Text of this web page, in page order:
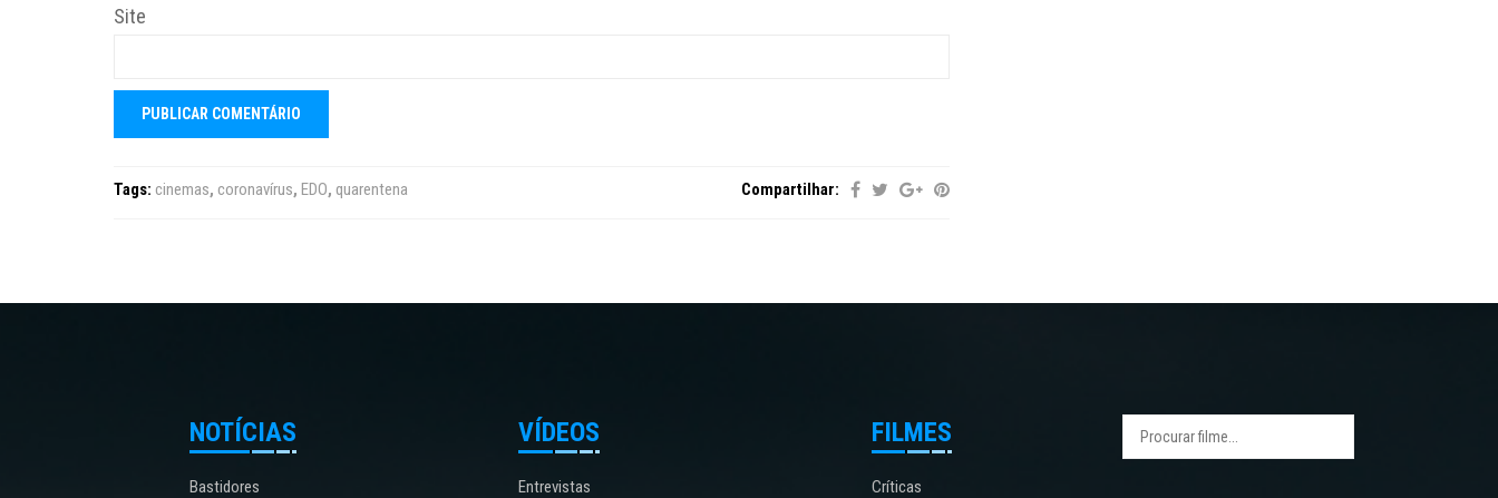
Site
Tags: cinemas, coronavírus, EDO, quarentena Compartilhar:
NOTÍCIAS
Bastidores
VÍDEOS
Entrevistas
FILMES
Críticas